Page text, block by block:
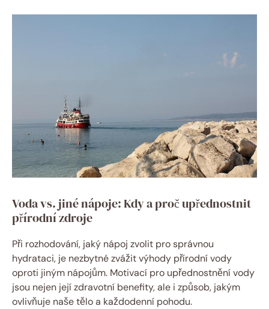
Voda vs. jiné nápoje: Kdy a proč upřednostnit
přírodní zdroje
Při rozhodování, jaký nápoj zvolit pro správnou
hydrataci, je nezbytné zvážit výhody přírodní vody
oproti jiným nápojům. Motivací pro upřednostnění vody
jsou nejen její zdravotní benefity, ale i způsob, jakým
ovlivňuje naše tělo a každodenní pohodu.